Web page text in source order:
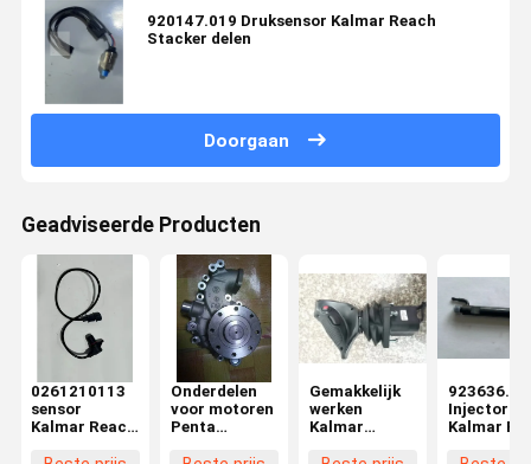
920147.019 Druksensor Kalmar Reach
Stacker delen
Doorgaan
Geadviseerde Producten
0261210113
sensor
Kalmar Reach
Onderdelen
voor motoren
Penta
Gemakkelijk
werken
Kalmar
Injector
Kalmar